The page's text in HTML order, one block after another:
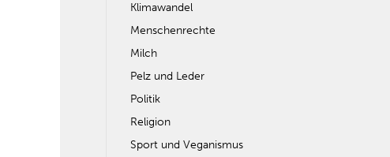
Klimawandel
Menschenrechte
Milch
Pelz und Leder
Politik
Religion
Sport und Veganismus